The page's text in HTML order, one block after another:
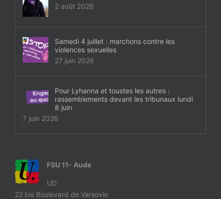
2 août 2026
Samedi 4 juillet : marchons contre les
violences sexuelles
27 juin 2026
Pour Lyhanna et toustes les autres :
rassemblements devant les tribunaux lundi
8 juin
7 juin 2026
FSU 11- Aude
UD
22 bis Boulevard de Varsovie